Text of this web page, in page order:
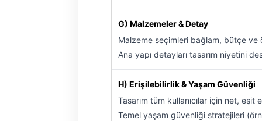
G) Malzemeler & Detay
Malzeme seçimleri bağlam, bütçe ve
Ana yapı detayları tasarım niyetini
H) Erişilebilirlik & Yaşam Güvenliği
Tasarım tüm kullanıcılar için net, eşit
Temel yaşam güvenliği stratejileri